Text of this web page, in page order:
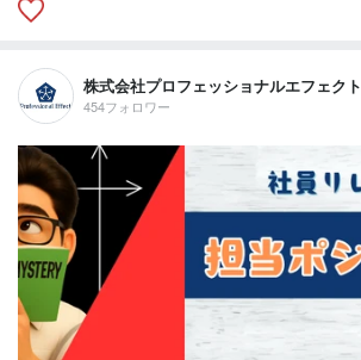
株式会社プロフェッショナルエフェクト
454フォロワー